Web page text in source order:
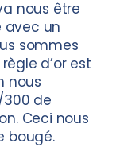
nous être
avec un
sommes
d’or est
nous
300 de
Ceci nous
bougé.